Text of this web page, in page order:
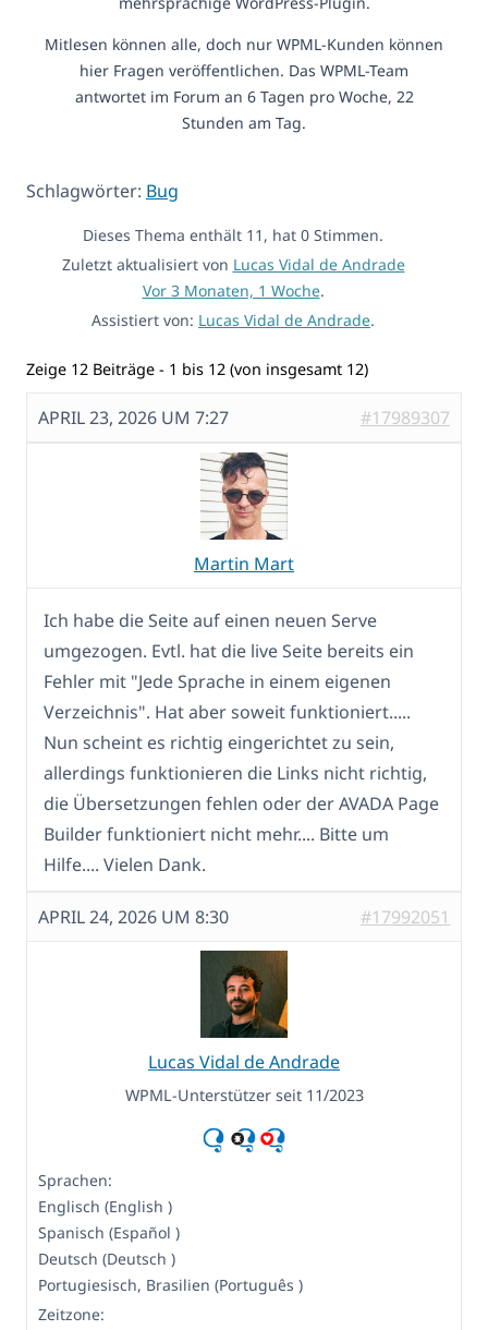
Mitlesen können alle, doch nur WPML-Kunden können
hier Fragen veröffentlichen. Das WPML-Team
antwortet im Forum an 6 Tagen pro Woche, 22
Stunden am Tag.
Schlagwörter: Bug
Dieses Thema enthält 11, hat 0 Stimmen.
Zuletzt aktualisiert von Lucas Vidal de Andrade
Vor 3 Monaten, 1 Woche.
Assistiert von: Lucas Vidal de Andrade.
Zeige 12 Beiträge - 1 bis 12 (von insgesamt 12)
APRIL 23, 2026 UM 7:27 #17989307
Martin Mart
Ich habe die Seite auf einen neuen Serve
umgezogen. Evtl. hat die live Seite bereits ein
Fehler mit "Jede Sprache in einem eigenen
Verzeichnis". Hat aber soweit funktioniert.....
Nun scheint es richtig eingerichtet zu sein,
allerdings funktionieren die Links nicht richtig,
die Übersetzungen fehlen oder der AVADA Page
Builder funktioniert nicht mehr.... Bitte um
Hilfe.... Vielen Dank.
APRIL 24, 2026 UM 8:30 #17992051
Lucas Vidal de Andrade
WPML-Unterstützer seit 11/2023
Sprachen:
Englisch (English )
Spanisch (Español )
Deutsch (Deutsch )
Portugiesisch, Brasilien (Português )
Zeitzone: